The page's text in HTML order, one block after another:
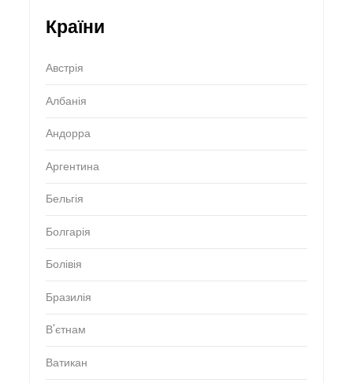
Країни
Австрія
Албанія
Андорра
Аргентина
Бельгія
Болгарія
Болівія
Бразилія
В'єтнам
Ватикан